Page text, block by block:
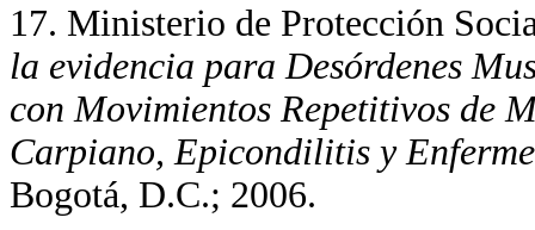
17. Ministerio de Protección
la evidencia para Desórdenes
con Movimientos Repetitivos de
Carpiano, Epicondilitis y
Bogotá, D.C.; 2006.